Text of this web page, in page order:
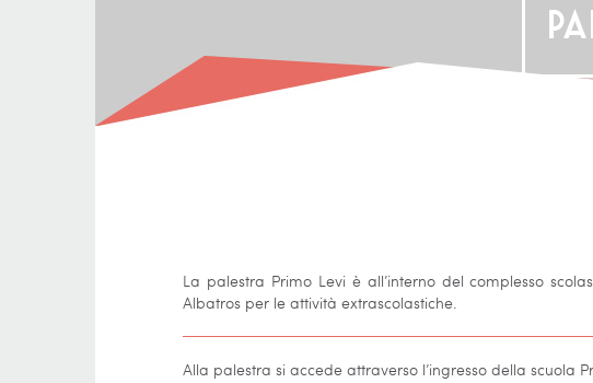
La palestra Primo Levi è all’interno del complesso
Albatros per le attività extrascolastiche.
Alla palestra si accede attraverso l’ingresso della scuola